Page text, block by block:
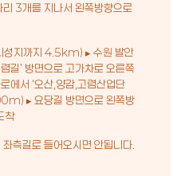
3개를 지나서 왼쪽방향으로
성지까지 4.5km) ▸ 수원 발안
길’ 방면으로 고가차로 오른쪽
서 ‘오산,양감,고렴산업단
▸ 요당길 방면으로 왼쪽방
착
측길로 들어오시면 안됩니다.